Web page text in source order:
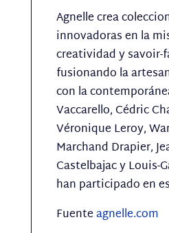
Agnelle crea
innovadoras en la
creatividad y savoir-
fusionando la
con la
Vaccarello, Cédric
Véronique Leroy,
Marchand Drapier,
Castelbajac y Louis-
han participado en
Fuenteagnelle.com